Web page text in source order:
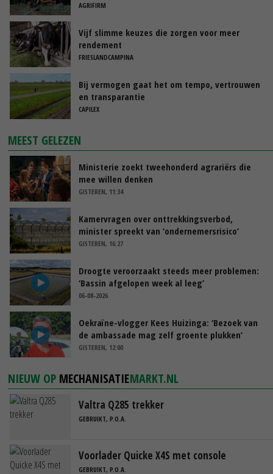
AGRIFIRM
Vijf slimme keuzes die zorgen voor meer
rendement
FRIESLANDCAMPINA
Bij vermogen gaat het om tempo, vertrouwen
en transparantie
CAPILEX
MEEST GELEZEN
Ministerie zoekt tweehonderd agrariërs die
mee willen denken
GISTEREN, 11:34
Kamervragen over onttrekkingsverbod,
minister spreekt van ‘ondernemersrisico’
GISTEREN, 16:27
Droogte veroorzaakt steeds meer problemen:
‘Bassin afgelopen week al leeg’
06-08-2026
Oekraïne-vlogger Kees Huizinga: ‘Bezoek van
de ambassade mag zelf groente plukken’
GISTEREN, 12:00
NIEUW OP MECHANISATIEMARKT.NL
Valtra Q285 trekker
GEBRUIKT, P.O.A.
Voorlader Quicke X4S met console
GEBRUIKT, P.O.A.